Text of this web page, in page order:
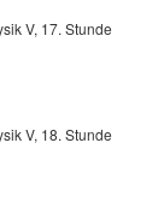
V, 17. Stunde
V, 18. Stunde